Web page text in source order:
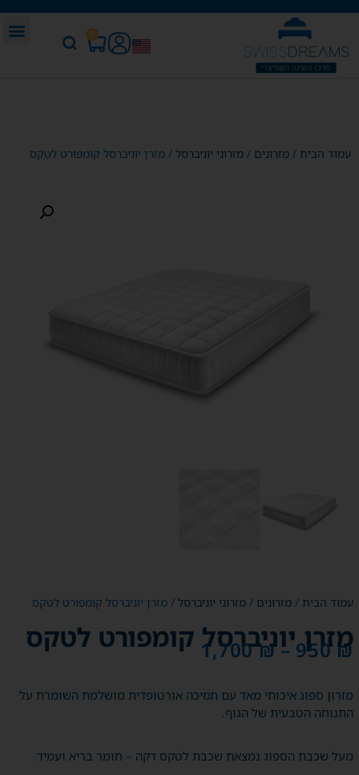
0
עמוד הבית / מזרונים / מזרוני יוניברסל / מזרן יוניברסל קומפורט לטקס
עמוד הבית / מזרונים / מזרוני יוניברסל / מזרן יוניברסל קומפורט לטקס
מזרן יוניברסל קומפורט לטקס
950₪
–
1,700₪
מזרון ספוג איכותי מאד עם תמיכה אורטופדית מושלמת השומרת על
התנוחה הטבעית של הגוף.
מעל שכבת הספוג נמצאת שכבת לטקס דקה – חומר בריא ועמיד.